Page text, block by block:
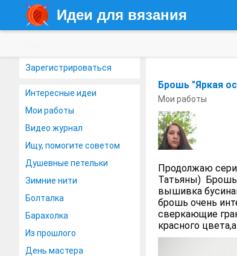
Идеи для вязания
Зарегистрироваться
Интересные идеи
Мои работы
Видео журнал
Ищу, помогите советом
Душевные петельки
Зимние нити
Болталка
Барахолка
Из прошлого
День мастера
Брошь "Яркая
Мои работы
Продолжаю
Татьяны) Брошь
вышивка
брошь очень
сверкающие
красного